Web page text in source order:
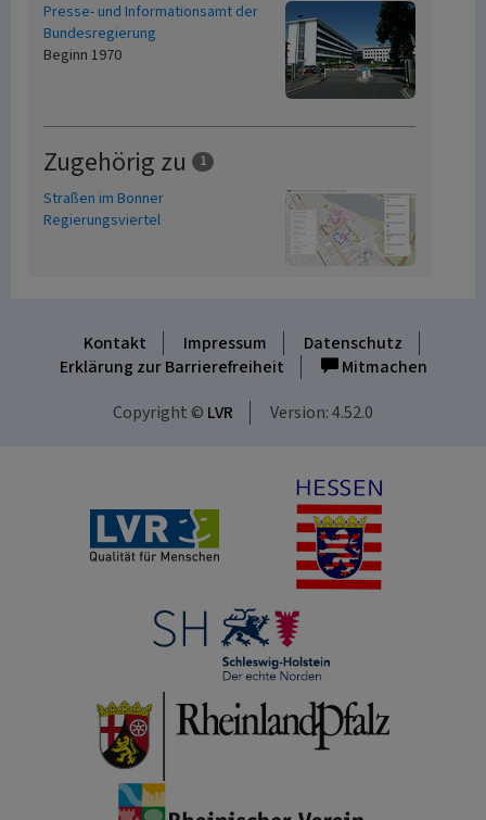
Presse- und Informationsamt der
Bundesregierung
Beginn 1970
Zugehörig zu 1
Straßen im Bonner
Regierungsviertel
Kontakt Impressum
Datenschutz
Erklärung zur Barrierefreiheit
Mitmachen
Copyright © LVR Version: 4.52.0